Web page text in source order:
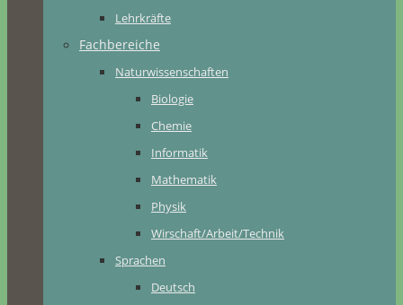
Lehrkräfte
Fachbereiche
Naturwissenschaften
Biologie
Chemie
Informatik
Mathematik
Physik
Wirschaft/Arbeit/Technik
Sprachen
Deutsch